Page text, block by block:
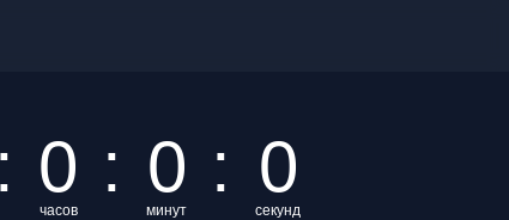
: 0
часов
: 0
минут
: 0
секунд